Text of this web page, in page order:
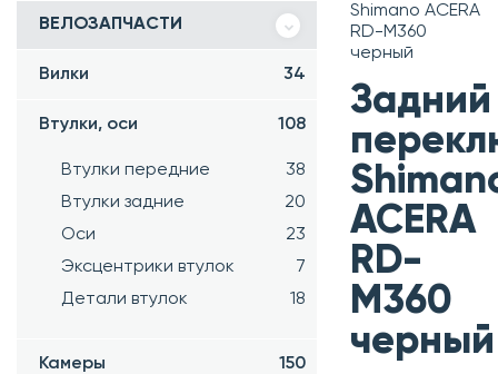
ВЕЛОЗАПЧАСТИ
Вилки 34
Втулки, оси 108
Втулки передние
38
Втулки задние
20
Оси
23
Эксцентрики втулок
7
Детали втулок
18
Камеры 150
Shimano ACERA
RD-M360
черный
Задний
ACERA
RD-
M360
черный